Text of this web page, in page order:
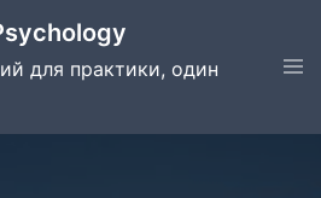
для практики, один